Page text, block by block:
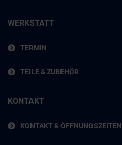
WERKSTATT
TERMIN
TEILE & ZUBEHÖR
KONTAKT
KONTAKT & ÖFFNUNGSZEITEN